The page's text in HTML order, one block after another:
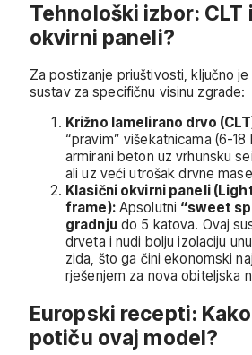
Tehnološki izbor: CLT
okvirni paneli?
Za postizanje priuštivosti, ključno
sustav za specifičnu visinu zgrade:
Križno lamelirano drvo
“pravim” višekatnicama (6-
armirani beton uz vrhunsku
ali uz veći utrošak drvne
Klasični okvirni paneli
frame):Apsolutni “sweet
gradnjudo 5 katova. Ovaj
drveta i nudi bolju izolaciju
zida, što ga čini ekonomski
rješenjem za nova obiteljska
Europski recepti:
potiču ovaj model?